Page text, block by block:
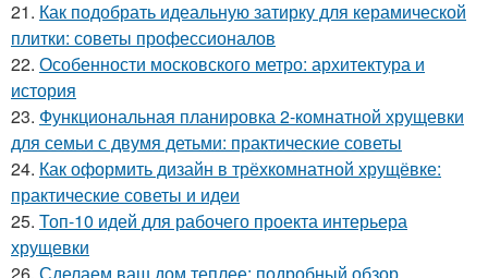
21. Как подобрать идеальную затирку для керамической
плитки: советы профессионалов
22. Особенности московского метро: архитектура и
история
23. Функциональная планировка 2-комнатной хрущевки
для семьи с двумя детьми: практические советы
24. Как оформить дизайн в трёхкомнатной хрущёвке:
практические советы и идеи
25. Топ-10 идей для рабочего проекта интерьера
хрущевки